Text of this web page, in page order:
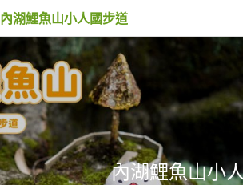
內湖鯉魚山小人國步道
內湖鯉魚山小